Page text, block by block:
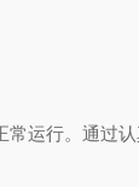
行。通过